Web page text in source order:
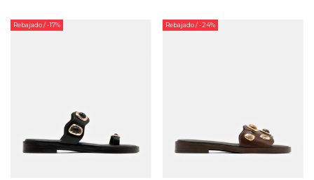
Rebajado/ -17% Rebajado/ -24%